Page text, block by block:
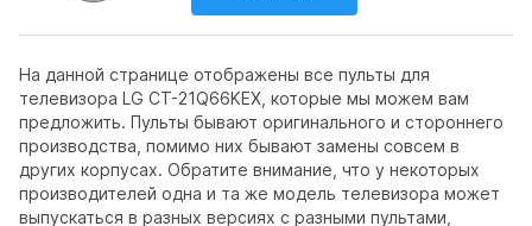
На данной странице отображены все пульты для
телевизора LG CT-21Q66KEX, которые мы можем вам
предложить. Пульты бывают оригинального и стороннего
производства, помимо них бывают замены совсем в
других корпусах. Обратите внимание, что у некоторых
производителей одна и та же модель телевизора может
выпускаться в разных версиях с разными пультами,